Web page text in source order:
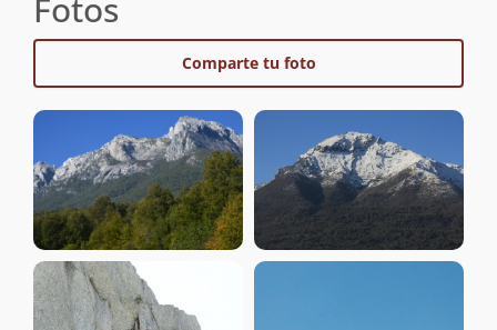
Comparte tu foto